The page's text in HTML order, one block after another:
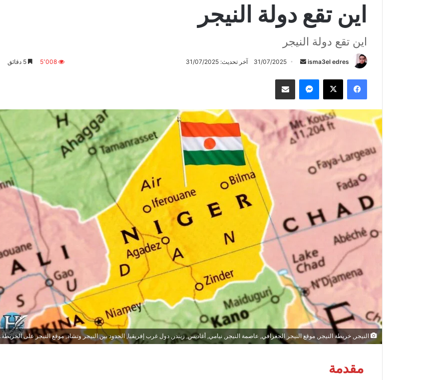
اين تقع دولة النيجر
اين تقع دولة النيجر
isma3el edres
أرسل
إلكترونيا
31/07/2025 آخر تحديث: 31/07/2025 5٬008
فيسبوك ‫X ماسنجر مشاركة عبر البريد
النيجر, خريطة النيجر, موقع النيجر الجغرافي, عاصمة النيجر, نيامي, أغاديس, زيندر, دول غرب إفريقيا, الحدود بين النيجر وتشاد, موقع النيجر على الخريطة.
مقدمة